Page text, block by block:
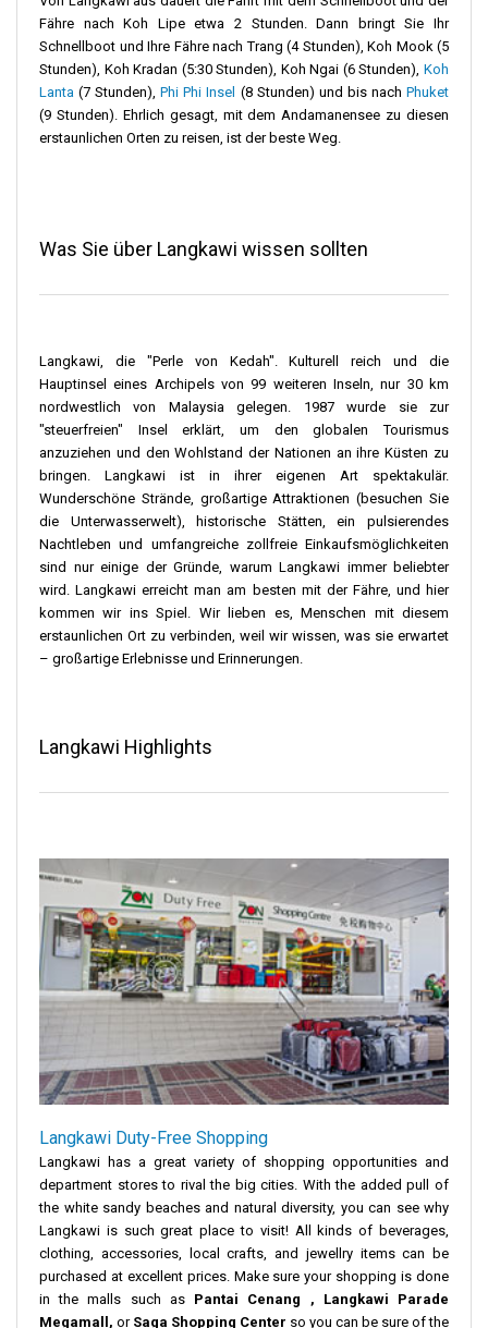
Fähre nach Koh Lipe etwa 2 Stunden. Dann bringt Sie Ihr
Schnellboot und Ihre Fähre nach Trang (4 Stunden), Koh Mook (5
Stunden), Koh Kradan (5:30 Stunden), Koh Ngai (6 Stunden), Koh
Lanta (7 Stunden),Phi Phi Insel (8 Stunden) und bis nachPhuket
(9 Stunden). Ehrlich gesagt, mit dem Andamanensee zu diesen
erstaunlichen Orten zu reisen, ist der beste Weg.
Was Sie über Langkawi wissen sollten
Langkawi, die "Perle von Kedah". Kulturell reich und die
Hauptinsel eines Archipels von 99 weiteren Inseln, nur 30 km
nordwestlich von Malaysia gelegen. 1987 wurde sie zur
"steuerfreien" Insel erklärt, um den globalen Tourismus
anzuziehen und den Wohlstand der Nationen an ihre Küsten zu
bringen. Langkawi ist in ihrer eigenen Art spektakulär.
Wunderschöne Strände, großartige Attraktionen (besuchen Sie
die Unterwasserwelt), historische Stätten, ein pulsierendes
Nachtleben und umfangreiche zollfreie Einkaufsmöglichkeiten
sind nur einige der Gründe, warum Langkawi immer beliebter
wird. Langkawi erreicht man am besten mit der Fähre, und hier
kommen wir ins Spiel. Wir lieben es, Menschen mit diesem
erstaunlichen Ort zu verbinden, weil wir wissen, was sie erwartet
– großartige Erlebnisse und Erinnerungen.
Langkawi Highlights
Langkawi Duty-Free Shopping
Langkawi has a great variety of shopping opportunities and
department stores to rival the big cities. With the added pull of
the white sandy beaches and natural diversity, you can see why
Langkawi is such great place to visit! All kinds of beverages,
clothing, accessories, local crafts, and jewellry items can be
purchased at excellent prices. Make sure your shopping is done
in the malls such as Pantai Cenang , Langkawi Parade
Megamall, or Saga Shopping Center so you can be sure of the